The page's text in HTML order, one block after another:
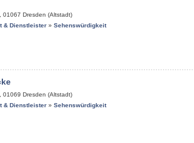
01067 Dresden (Altstadt)
& Dienstleister » Sehenswürdigkeit
01069 Dresden (Altstadt)
& Dienstleister » Sehenswürdigkeit